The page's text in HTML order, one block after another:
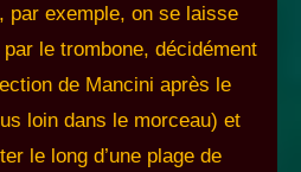
, par exemple, on se laisse
le trombone, décidément
de Mancini après le
loin dans le morceau) et
le long d’une plage de